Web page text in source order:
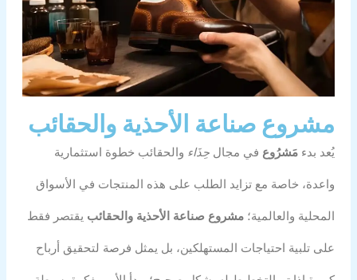
مشروع صناعة الأحذية والحقائب
يُعد بدء مَشرُوع في مجال حِذَاء والحقائب خطوة استثمارية
واعدة، خاصة مع تزايد الطلب على هذه المنتجات في الأسواق
المحلية والعالمية؛ مشروع صناعة الأحذية والحقائب يقتصر فقط
على تلبية احتياجات المستهلكين، بل يمثل فرصة لتحقيق أرباح